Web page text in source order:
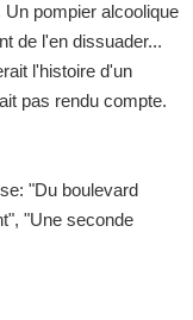
pompier alcoolique
de l'en dissuader...
l'histoire d'un
pas rendu compte.
"Du boulevard
"Une seconde